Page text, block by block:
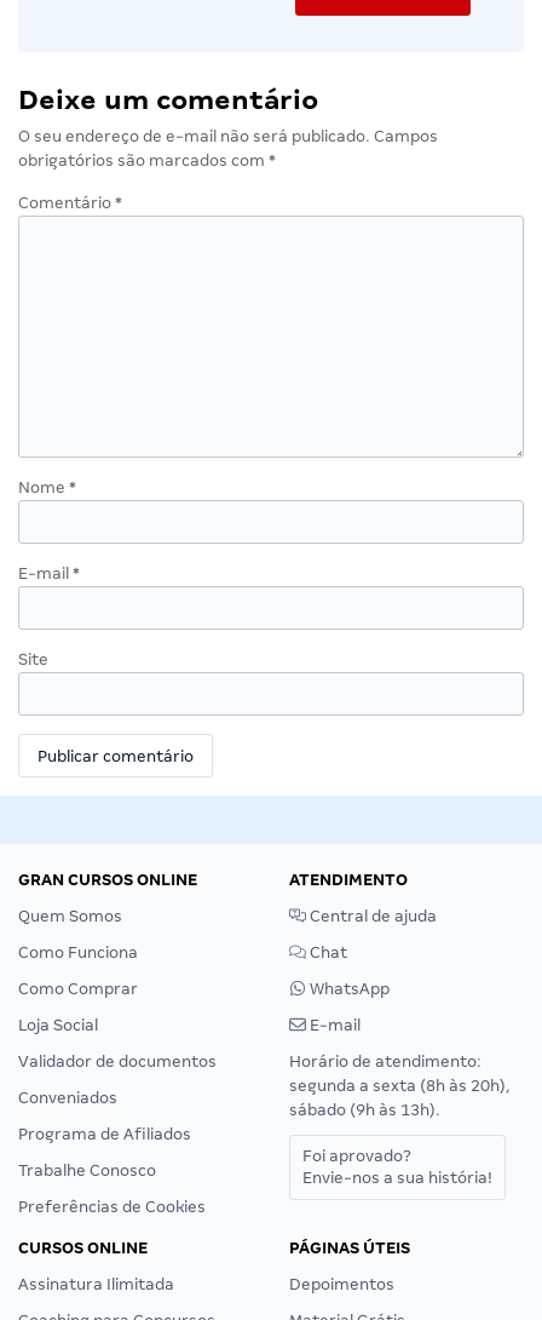
Deixe um comentário
O seu endereço de e-mail não será publicado. Campos
obrigatórios são marcados com *
Comentário *
Nome *
E-mail *
Site
GRAN CURSOS ONLINE
Quem Somos
Como Funciona
Como Comprar
Loja Social
Validador de documentos
Conveniados
Programa de Afiliados
Trabalhe Conosco
Preferências de Cookies
ATENDIMENTO
Central de ajuda
Chat
WhatsApp
E-mail
Horário de atendimento:
segunda a sexta (8h às 20h),
sábado (9h às 13h).
Foi aprovado?
Envie-nos a sua história!
CURSOS ONLINE
Assinatura Ilimitada
PÁGINAS ÚTEIS
Depoimentos